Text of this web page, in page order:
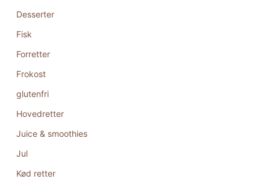
Desserter
Fisk
Forretter
Frokost
glutenfri
Hovedretter
Juice & smoothies
Jul
Kød retter